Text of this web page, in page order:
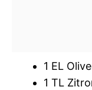
1 EL
1 TL